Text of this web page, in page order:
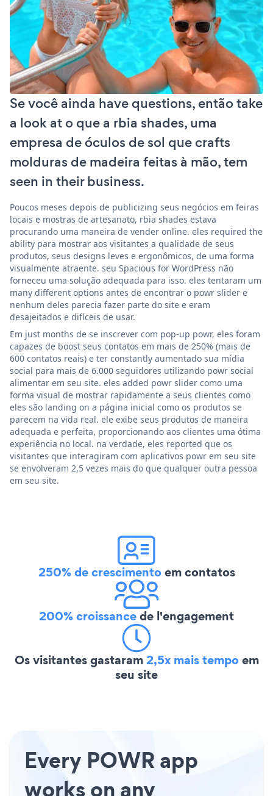
Se você ainda have questions, então take
a look at o que a rbia shades, uma
empresa de óculos de sol que crafts
molduras de madeira feitas à mão, tem
seen in their business.
Poucos meses depois de publicizing seus negócios em feiras
locais e mostras de artesanato, rbia shades estava
procurando uma maneira de vender online. eles required the
ability para mostrar aos visitantes a qualidade de seus
produtos, seus designs leves e ergonômicos, de uma forma
visualmente atraente. seu Spacious for WordPress não
forneceu uma solução adequada para isso. eles tentaram um
many different options antes de encontrar o powr slider e
nenhum deles parecia fazer parte do site e eram
desajeitados e difíceis de usar.
Em just months de se inscrever com pop-up powr, eles foram
capazes de boost seus contatos em mais de 250% (mais de
600 contatos reais) e ter constantly aumentado sua mídia
social para mais de 6.000 seguidores utilizando powr social
alimentar em seu site. eles added powr slider como uma
forma visual de mostrar rapidamente a seus clientes como
eles são landing on a página inicial como os produtos se
parecem na vida real. ele exibe seus produtos de maneira
adequada e perfeita, proporcionando aos clientes uma ótima
experiência no local. na verdade, eles reported que os
visitantes que interagiram com aplicativos powr em seu site
se envolveram 2,5 vezes mais do que qualquer outra pessoa
em seu site.
250% de crescimentoem contatos
200% croissancede l'engagement
Os visitantes gastaram2,5x mais tempoem
seu site
Every POWR app
works on any